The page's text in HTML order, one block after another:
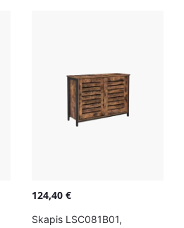
124,40€
Skapis LSC081B01,